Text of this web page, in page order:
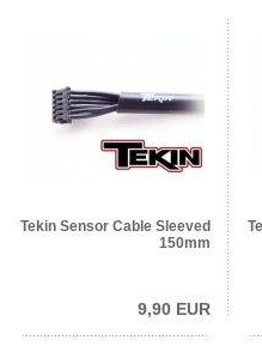
Tekin Sensor Cable Sleeved
150mm
9,90 EUR